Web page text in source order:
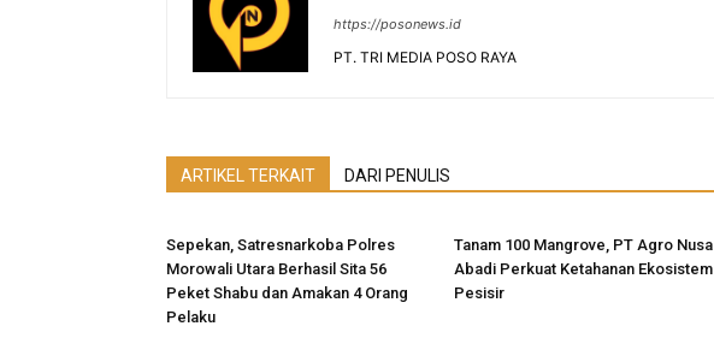
https://posonews.id
PT. TRI MEDIA POSO RAYA
ARTIKEL TERKAIT DARI PENULIS
Sepekan, Satresnarkoba Polres
Morowali Utara Berhasil Sita 56
Peket Shabu dan Amakan 4 Orang
Pelaku
Tanam 100 Mangrove, PT Agro Nusa
Abadi Perkuat Ketahanan Ekosistem
Pesisir